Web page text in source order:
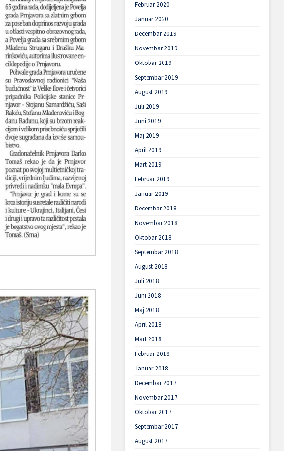
Februar 2020
Januar 2020
Decembar 2019
Novembar 2019
Oktobar 2019
Septembar 2019
August 2019
Juli 2019
Juni 2019
Maj 2019
April 2019
Mart 2019
Februar 2019
Januar 2019
Decembar 2018
Novembar 2018
Oktobar 2018
Septembar 2018
August 2018
Juli 2018
Juni 2018
Maj 2018
April 2018
Mart 2018
Februar 2018
Januar 2018
Decembar 2017
Novembar 2017
Oktobar 2017
Septembar 2017
August 2017